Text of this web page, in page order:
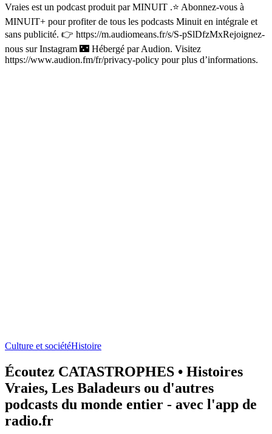
Vraies est un podcast produit par MINUIT .⭐️ Abonnez-vous à
MINUIT+ pour profiter de tous les podcasts Minuit en intégrale et
sans publicité. 👉 https://m.audiomeans.fr/s/S-pSlDfzMxRejoignez-
nous sur Instagram 🌃 Hébergé par Audion. Visitez
https://www.audion.fm/fr/privacy-policy pour plus d’informations.
Culture et sociétéHistoire
Écoutez CATASTROPHES • Histoires
Vraies, Les Baladeurs ou d'autres
podcasts du monde entier - avec l'app de
radio.fr